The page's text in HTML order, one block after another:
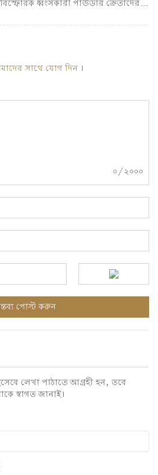
পাউডার ক্রেতাদের জন্য প্রধান বিবেচ্য বিষয়সমূহ
সাথে যোগ দিন ।
০/২০০০
লেখা পাঠাতে আগ্রহী হন, তবে
স্বাগত জানাই।